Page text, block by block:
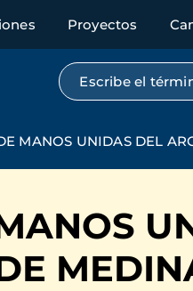
Proyectos
Búsqueda por
MANOS UNIDAS DEL